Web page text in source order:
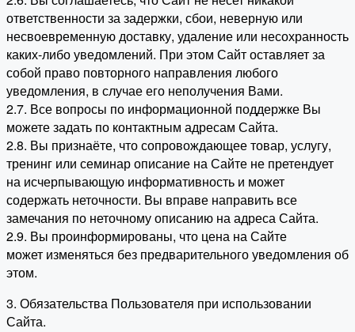
ответственности за задержки, сбои, неверную или
несвоевременную доставку, удаление или несохранность
каких-либо уведомлений. При этом Сайт оставляет за
собой право повторного направления любого
уведомления, в случае его неполучения Вами.
2.7. Все вопросы по информационной поддержке Вы
можете задать по контактным адресам Сайта.
2.8. Вы признаёте, что сопровождающее товар, услугу,
тренинг или семинар описание на Сайте не претендует
на исчерпывающую информативность и может
содержать неточности. Вы вправе направить все
замечания по неточному описанию на адреса Сайта.
2.9. Вы проинформированы, что цена на Сайте
может изменяться без предварительного уведомления об
этом.
3. Обязательства Пользователя при использовании
Сайта.